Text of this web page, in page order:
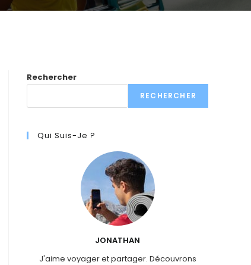
Rechercher
RECHERCHER
Qui Suis-Je ?
JONATHAN
J'aime voyager et partager. Découvrons